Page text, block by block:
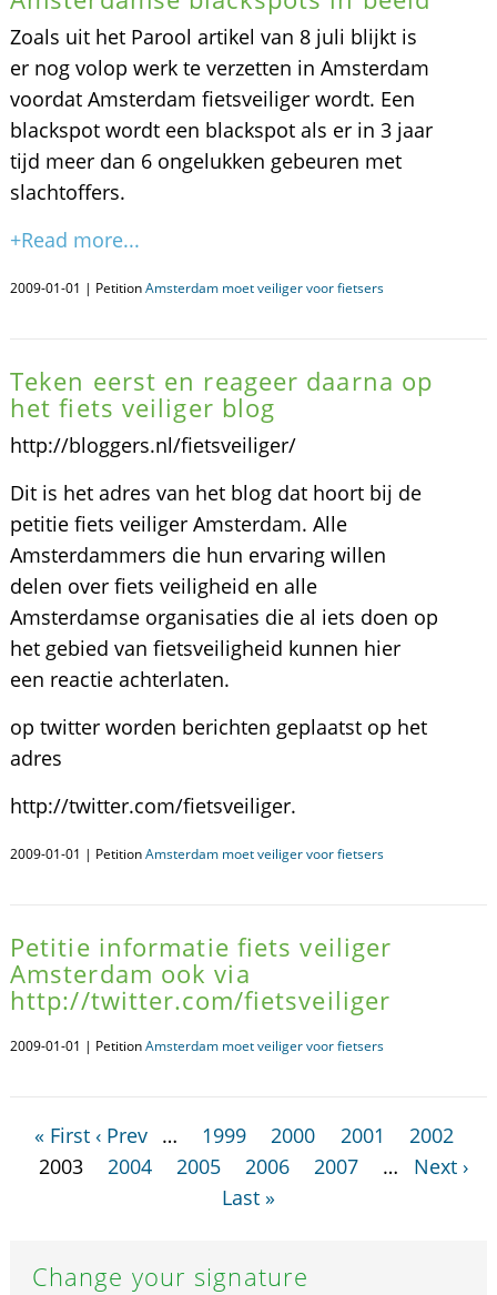
Zoals uit het Parool artikel van 8 juli blijkt is
er nog volop werk te verzetten in Amsterdam
voordat Amsterdam fietsveiliger wordt. Een
blackspot wordt een blackspot als er in 3 jaar
tijd meer dan 6 ongelukken gebeuren met
slachtoffers.
+Read more...
2009-01-01 | PetitionAmsterdam moet veiliger voor fietsers
Teken eerst en reageer daarna op
het fiets veiliger blog
http://bloggers.nl/fietsveiliger/
Dit is het adres van het blog dat hoort bij de
petitie fiets veiliger Amsterdam. Alle
Amsterdammers die hun ervaring willen
delen over fiets veiligheid en alle
Amsterdamse organisaties die al iets doen op
het gebied van fietsveiligheid kunnen hier
een reactie achterlaten.
op twitter worden berichten geplaatst op het
adres
http://twitter.com/fietsveiliger.
2009-01-01 | PetitionAmsterdam moet veiliger voor fietsers
Petitie informatie fiets veiliger
Amsterdam ook via
http://twitter.com/fietsveiliger
2009-01-01 | PetitionAmsterdam moet veiliger voor fietsers
« First ‹ Prev … 1999 2000 2001
2002
2003
2004 2005 2006 2007 …
Next ›
Last »
Change your signature